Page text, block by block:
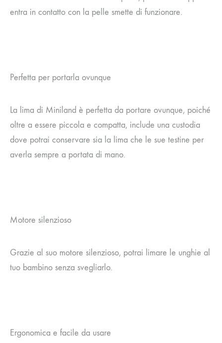
entra in contatto con la pelle smette di funzionare.
Perfetta per portarla ovunque
La lima di Miniland è perfetta da portare ovunque, poiché
oltre a essere piccola e compatta, include una custodia
dove potrai conservare sia la lima che le sue testine per
averla sempre a portata di mano.
Motore silenzioso
Grazie al suo motore silenzioso, potrai limare le unghie al
tuo bambino senza svegliarlo.
Ergonomica e facile da usare